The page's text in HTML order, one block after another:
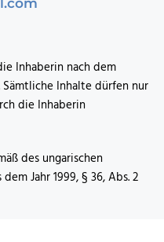
Inhaberin nach dem
Inhalte dürfen nur
die Inhaberin
des ungarischen
Jahr 1999, § 36, Abs. 2